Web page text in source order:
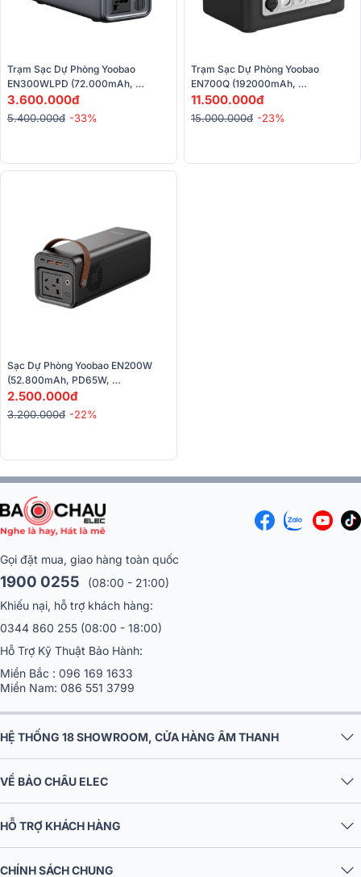
Trạm Sạc Dự Phòng Yoobao
EN300WLPD (72.000mAh,
220V/300W)
3.600.000đ
5.400.000đ -33%
Trạm Sạc Dự Phòng Yoobao
EN700Q (192000mAh,
220V/700W)
11.500.000đ
15.000.000đ -23%
Sạc Dự Phòng Yoobao EN200W
(52.800mAh, PD65W,
220V/200W)
2.500.000đ
3.200.000đ -22%
Gọi đặt mua, giao hàng toàn quốc
1900 0255
(08:00 - 21:00)
Khiếu nại, hỗ trợ khách hàng:
0344 860 255 (08:00 - 18:00)
Hỗ Trợ Kỹ Thuật Bảo Hành:
Miền Bắc : 096 169 1633
Miền Nam: 086 551 3799
HỆ THỐNG 18 SHOWROOM, CỬA HÀNG ÂM THANH
VỀ BẢO CHÂU ELEC
HỖ TRỢ KHÁCH HÀNG
CHÍNH SÁCH CHUNG